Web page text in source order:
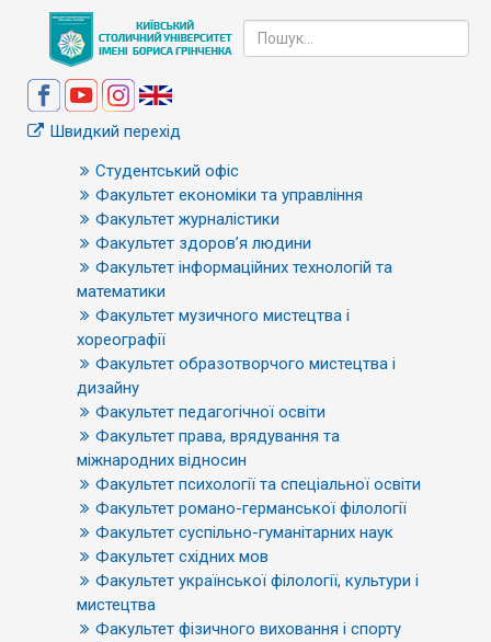
Швидкий перехід
Студентський офіс
Факультет економіки та управління
Факультет журналістики
Факультет здоров’я людини
Факультет інформаційних технологій та
математики
Факультет музичного мистецтва і
хореографії
Факультет образотворчого мистецтва і
дизайну
Факультет педагогічної освіти
Факультет права, врядування та
міжнародних відносин
Факультет психології та спеціальної освіти
Факультет романо-германської філології
Факультет суспільно-гуманітарних наук
Факультет східних мов
Факультет української філології, культури і
мистецтва
Факультет фізичного виховання і спорту